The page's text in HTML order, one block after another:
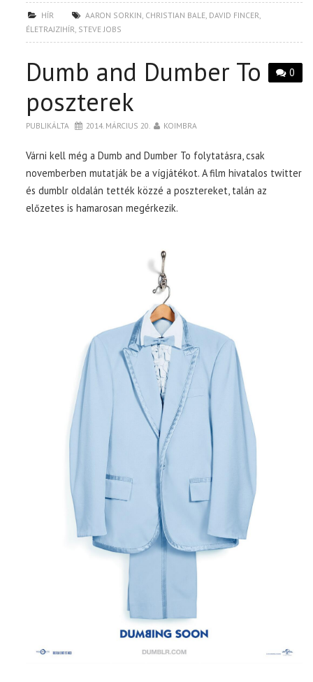
HÍR AARON SORKIN, CHRISTIAN BALE, DAVID FINCER,
ÉLETRAJZIHÍR, STEVE JOBS
0
Dumb and Dumber To
poszterek
PUBLIKÁLTA 2014. MÁRCIUS 20. KOIMBRA
Várni kell még a Dumb and Dumber To folytatásra, csak
novemberben mutatják be a vígjátékot. A film hivatalos twitter
és dumblr oldalán tették közzé a posztereket, talán az
előzetes is hamarosan megérkezik.